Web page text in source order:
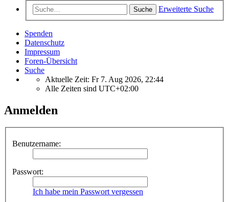
Suche Erweiterte Suche
Spenden
Datenschutz
Impressum
Foren-Übersicht
Suche
Aktuelle Zeit: Fr 7. Aug 2026, 22:44
Alle Zeiten sind UTC+02:00
Anmelden
Benutzername:
Passwort:
Ich habe mein Passwort vergessen